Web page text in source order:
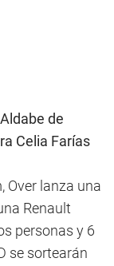
de
Celia Farías
Over lanza una
Renault
personas y 6
se sortearán